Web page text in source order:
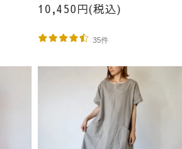
10,450円(税込)
35件